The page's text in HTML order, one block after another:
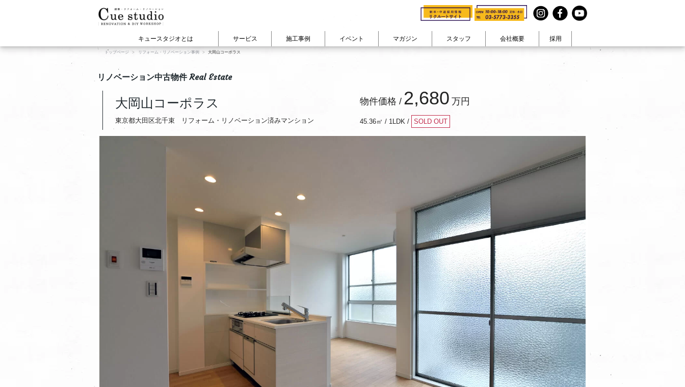
キュースタジオとは
View All
サービス
View All
耐震+断熱 戸建リノベーション
その他のサービス
施工事例
View All
マンションリノベーション
戸建てリノベーション
店舗オフィスリノベーション
新築・注文住宅
600万円台
ふたり暮らし
ファミリー
イベント マガジン
View All
イベントレポート
スタッフの日常・趣味・休日
東京道中膝栗毛
シェアハウス日記
スタッフ 会社概要 採用
cuestudioの会社概要
company
会社概要
トップページ リフォーム・リノベーション事例 大岡山コーポラス
リノベーション中古物件 Real Estate
大岡山コーポラス
東京都大田区北千束 リフォーム・リノベーション済みマンション
物件価格 / 2,680 万円
45.36㎡ / 1LDK /